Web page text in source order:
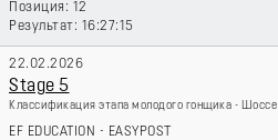
12
16:27:15
22.02.2026
Stage 5
Классификация этапа молодого гонщика - Шоссе
EF EDUCATION - EASYPOST